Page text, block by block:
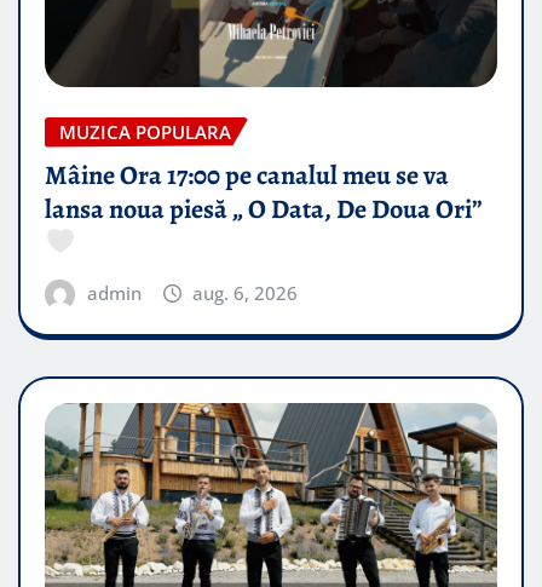
MUZICA POPULARA
Mâine Ora 17:00 pe canalul meu se va
lansa noua piesă „ O Data, De Doua Ori”
admin aug. 6, 2026